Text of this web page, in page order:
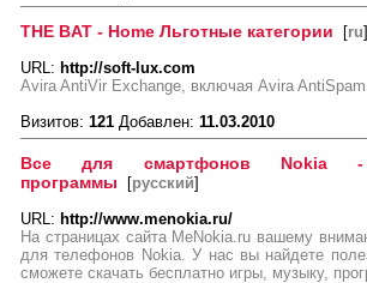
THE BAT - Home Льготные категории [ru]
URL: http://soft-lux.com
Avira AntiVir Exchange, включая Avira AntiSpam
Визитов: 121 Добавлен: 11.03.2010
Все для смартфонов Nokia -
программы [русский]
URL: http://www.menokia.ru/
На страницах сайта MeNokia.ru вашему
для телефонов Nokia. У нас вы найдете
сможете скачать бесплатно игры, музыку,